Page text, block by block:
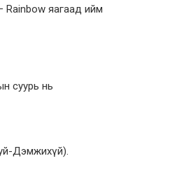
Rainbow яагаад ийм
суурь нь
Дэмжихүй).